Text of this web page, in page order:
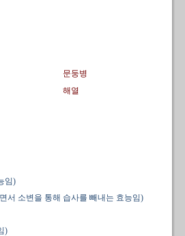
문둥병
해열
임)
서 소변을 통해 습사를 빼내는 효능임)
)